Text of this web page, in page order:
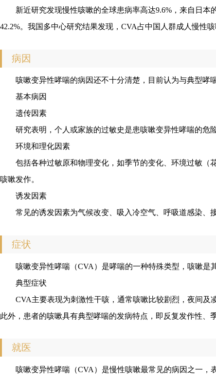
新近研究发现慢性咳嗽的全球患病率高达9.6%，来自日
42.2%。我国多中心研究结果发现，CVA占中国人群成人慢性咳
病因
咳嗽变异性哮喘的病因还不十分清楚，目前认为与典型哮
基本病因
遗传因素
研究表明，个人或家族的过敏史是患咳嗽变异性哮喘的危
环境和理化因素
包括各种过敏原和物理变化，如季节的变化、环境过敏（
咳嗽发作。
诱发因素
常见的诱发因素为气候改变、吸入冷空气、呼吸道感染、
症状
咳嗽变异性哮喘（CVA）是哮喘的一种特殊类型，咳嗽是
典型症状
CVA主要表现为刺激性干咳，通常咳嗽比较剧烈，夜间及
此外，患者的咳嗽具有典型哮喘的发病特点，即反复发作性、
就医
咳嗽变异性哮喘（CVA）是慢性咳嗽最常见的病因之一